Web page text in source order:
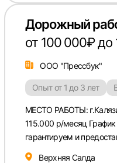
Выберите город
Вход в
Войдите в
вакансии с
E-mail или
Пароль
Дорожный
от 100 000₽ до
ООО "Прессбук"
Опыт от 1 до 3 лет
МЕСТО РАБОТЫ:
115.000 р/месяц
гарантируем и
Верхняя Салда